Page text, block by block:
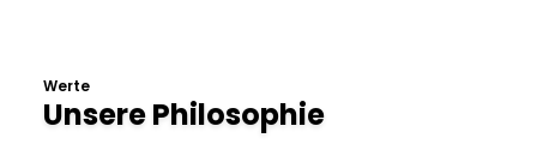
Werte
Unsere Philosophie